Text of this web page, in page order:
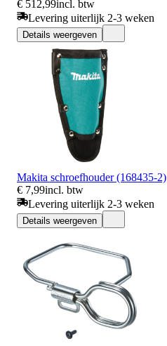
€ 512,99incl. btw
Levering uiterlijk 2-3 weken
Details weergeven
Makita schroefhouder (168435-2)
€ 7,99incl. btw
Levering uiterlijk 2-3 weken
Details weergeven